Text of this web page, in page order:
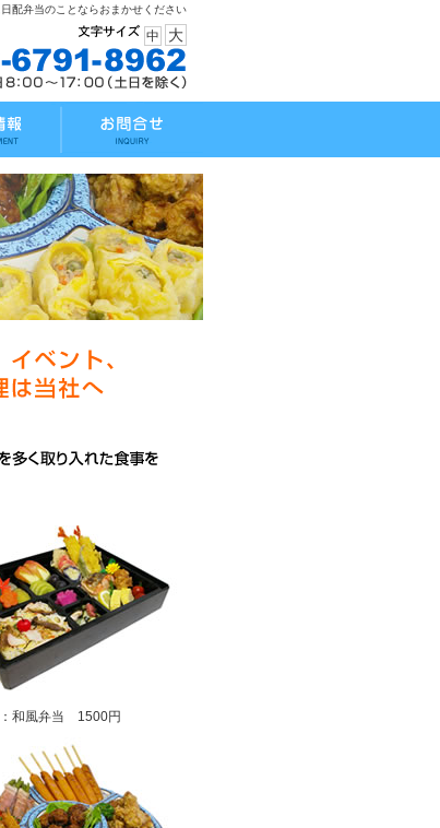
配弁当のことならおまかせください
中 大
和風弁当 1500円